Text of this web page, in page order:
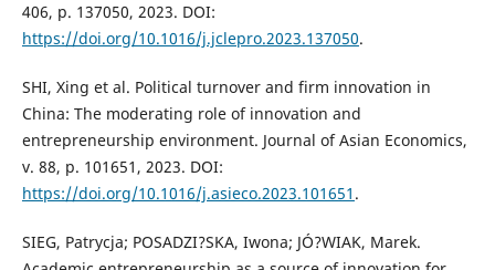
406, p. 137050, 2023. DOI:
https://doi.org/10.1016/j.jclepro.2023.137050.
SHI, Xing et al. Political turnover and firm innovation in
China: The moderating role of innovation and
entrepreneurship environment. Journal of Asian Economics,
v. 88, p. 101651, 2023. DOI:
https://doi.org/10.1016/j.asieco.2023.101651 .
SIEG, Patrycja; POSADZI?SKA, Iwona; JÓ?WIAK, Marek.